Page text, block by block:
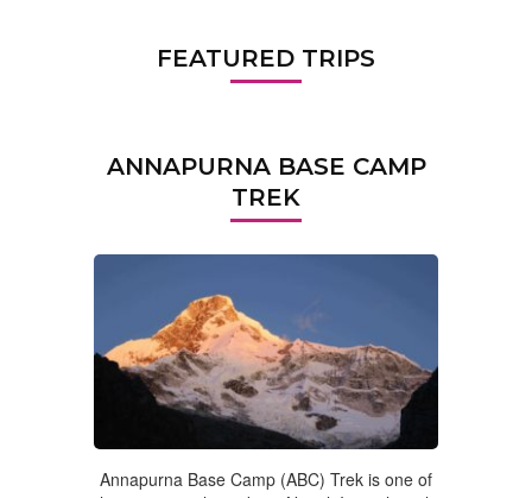
FEATURED TRIPS
ANNAPURNA BASE CAMP
TREK
Annapurna Base Camp (ABC) Trek is one of